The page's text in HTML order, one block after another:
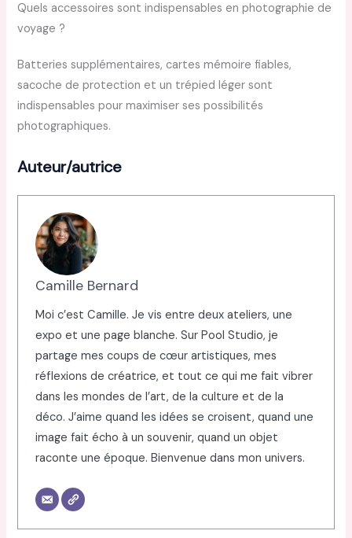
Quels accessoires sont indispensables en photographie de
voyage ?
Batteries supplémentaires, cartes mémoire fiables,
sacoche de protection et un trépied léger sont
indispensables pour maximiser ses possibilités
photographiques.
Auteur/autrice
Camille Bernard
Moi c’est Camille. Je vis entre deux ateliers, une
expo et une page blanche. Sur Pool Studio, je
partage mes coups de cœur artistiques, mes
réflexions de créatrice, et tout ce qui me fait vibrer
dans les mondes de l’art, de la culture et de la
déco. J’aime quand les idées se croisent, quand une
image fait écho à un souvenir, quand un objet
raconte une époque. Bienvenue dans mon univers.